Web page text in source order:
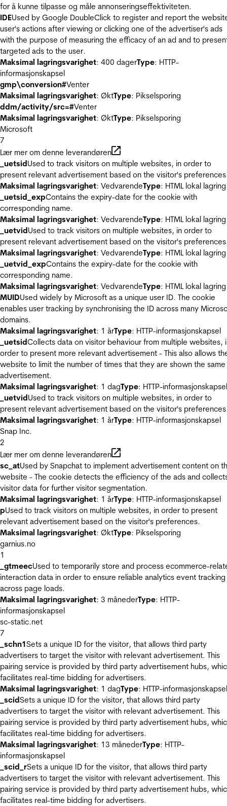
for å kunne tilpasse og måle annonseringseffektiviteten.
IDEUsed by Google DoubleClick to register and report the
user's actions after viewing or clicking one of the advertiser's ads
with the purpose of measuring the efficacy of an ad and to
targeted ads to the user.
Maksimal lagringsvarighet: 400 dagerType: HTTP-
informasjonskapsel
gmp\conversion#Venter
Maksimal lagringsvarighet: ØktType: Pikselsporing
ddm/activity/src=#Venter
Maksimal lagringsvarighet: ØktType: Pikselsporing
Microsoft
7
Lær mer om denne leverandøren
_uetsidUsed to track visitors on multiple websites, in order to
present relevant advertisement based on the visitor's
Maksimal lagringsvarighet: VedvarendeType: HTML lokal lagring
_uetsid_expContains the expiry-date for the cookie with
corresponding name.
Maksimal lagringsvarighet: VedvarendeType: HTML lokal lagring
_uetvidUsed to track visitors on multiple websites, in order to
present relevant advertisement based on the visitor's
Maksimal lagringsvarighet: VedvarendeType: HTML lokal lagring
_uetvid_expContains the expiry-date for the cookie with
corresponding name.
Maksimal lagringsvarighet: VedvarendeType: HTML lokal lagring
MUIDUsed widely by Microsoft as a unique user ID. The cookie
enables user tracking by synchronising the ID across many
domains.
Maksimal lagringsvarighet: 1 årType: HTTP-informasjonskapsel
_uetsidCollects data on visitor behaviour from multiple websites,
order to present more relevant advertisement - This also allows
website to limit the number of times that they are shown the same
advertisement.
Maksimal lagringsvarighet: 1 dagType: HTTP-informasjonskapsel
_uetvidUsed to track visitors on multiple websites, in order to
present relevant advertisement based on the visitor's
Maksimal lagringsvarighet: 1 årType: HTTP-informasjonskapsel
Snap Inc.
2
Lær mer om denne leverandøren
sc_atUsed by Snapchat to implement advertisement content on
website - The cookie detects the efficiency of the ads and
visitor data for further visitor segmentation.
Maksimal lagringsvarighet: 1 årType: HTTP-informasjonskapsel
pUsed to track visitors on multiple websites, in order to present
relevant advertisement based on the visitor's preferences.
Maksimal lagringsvarighet: ØktType: Pikselsporing
garnius.no
1
_gtmeecUsed to temporarily store and process ecommerce-
interaction data in order to ensure reliable analytics event tracking
across page loads.
Maksimal lagringsvarighet: 3 månederType: HTTP-
informasjonskapsel
sc-static.net
7
_schn1Sets a unique ID for the visitor, that allows third party
advertisers to target the visitor with relevant advertisement. This
pairing service is provided by third party advertisement hubs,
facilitates real-time bidding for advertisers.
Maksimal lagringsvarighet: 1 dagType: HTTP-informasjonskapsel
_scidSets a unique ID for the visitor, that allows third party
advertisers to target the visitor with relevant advertisement. This
pairing service is provided by third party advertisement hubs,
facilitates real-time bidding for advertisers.
Maksimal lagringsvarighet: 13 månederType: HTTP-
informasjonskapsel
_scid_rSets a unique ID for the visitor, that allows third party
advertisers to target the visitor with relevant advertisement. This
pairing service is provided by third party advertisement hubs,
facilitates real-time bidding for advertisers.